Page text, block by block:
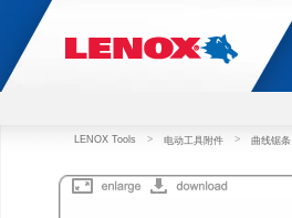
LENOX Tools > 电动工具附件 > 曲线锯条